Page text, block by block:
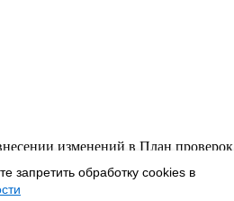
изменений в План проверок
запретить обработку cookies в